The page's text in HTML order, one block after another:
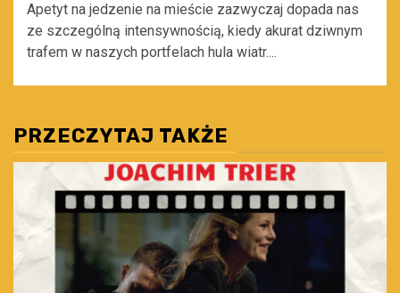
Apetyt na jedzenie na mieście zazwyczaj dopada nas
ze szczególną intensywnością, kiedy akurat dziwnym
trafem w naszych portfelach hula wiatr....
PRZECZYTAJ TAKŻE